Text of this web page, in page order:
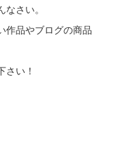
さい。
作品やブログの商品
さい！